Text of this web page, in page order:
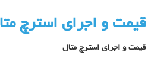
قیمت و اجرای استرچ
قیمت و اجرای استرچ متال